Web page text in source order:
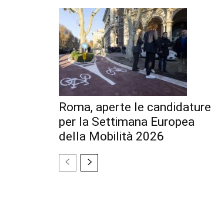
Roma, aperte le candidature
per la Settimana Europea
della Mobilità 2026